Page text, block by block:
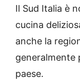
Il Sud Italia è
cucina
anche la
generalmente
paese.